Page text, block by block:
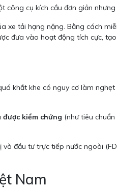
công cụ kích cầu đơn giản
tải hạng nặng. Bằng cách
đưa vào hoạt động tích cực,
khắt khe có nguy cơ làm
kiểm chứng (như tiêu
đầu tư trực tiếp nước ngoài
Nam